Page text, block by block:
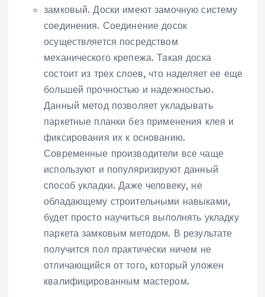
замковый. Доски имеют замочную систему
соединения. Соединение досок
осуществляется посредством
механического крепежа. Такая доска
состоит из трех слоев, что наделяет ее еще
большей прочностью и надежностью.
Данный метод позволяет укладывать
паркетные планки без применения клея и
фиксирования их к основанию.
Современные производители все чаще
используют и популяризируют данный
способ укладки. Даже человеку, не
обладающему строительными навыками,
будет просто научиться выполнять укладку
паркета замковым методом. В результате
получится пол практически ничем не
отличающийся от того, который уложен
квалифицированным мастером.